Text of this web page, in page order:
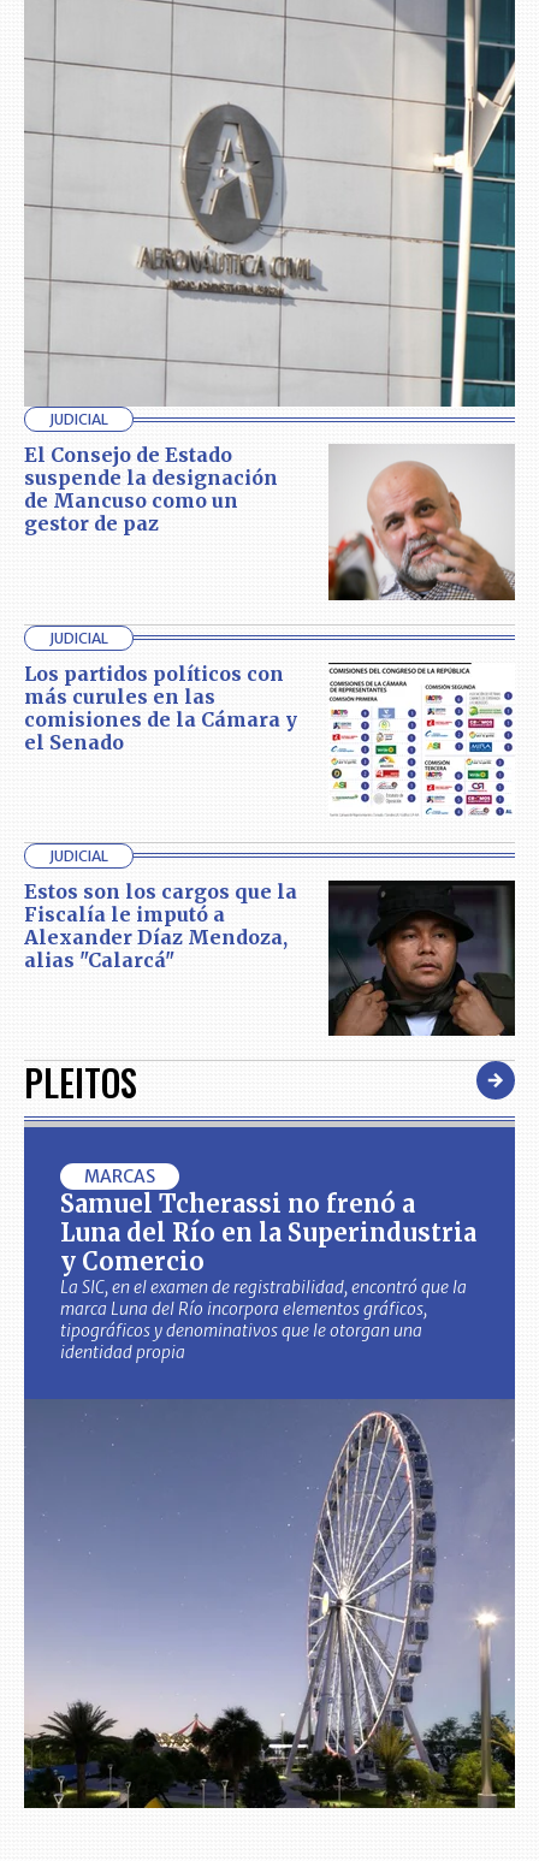
JUDICIAL
El Consejo de Estado
suspende la designación
de Mancuso como un
gestor de paz
JUDICIAL
Los partidos políticos con
más curules en las
comisiones de la Cámara y
el Senado
JUDICIAL
Estos son los cargos que la
Fiscalía le imputó a
Alexander Díaz Mendoza,
alias "Calarcá"
PLEITOS
MARCAS
Samuel Tcherassi no frenó a
Luna del Río en la Superindustria
y Comercio
La SIC, en el examen de registrabilidad, encontró que la
marca Luna del Río incorpora elementos gráficos,
tipográficos y denominativos que le otorgan una
identidad propia